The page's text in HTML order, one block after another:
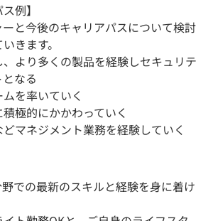
例】
と今後のキャリアパスについて検討
きます。
、より多くの製品を経験しセキュリテ
なる
を率いていく
極的にかかわっていく
マネジメント業務を経験していく
での最新のスキルと経験を身に着け